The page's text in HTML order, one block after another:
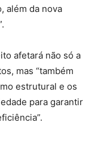
além da nova
afetará não só a
mas “também
estrutural e os
para garantir